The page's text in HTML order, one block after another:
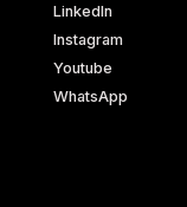
LinkedIn
Instagram
Youtube
WhatsApp